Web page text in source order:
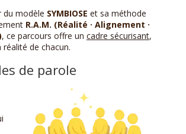
du modèle SYMBIOSE et sa méthode
R.A.M. (Réalité · Alignement ·
, ce parcours offre un cadre sécurisant,
de chacun.
de parole